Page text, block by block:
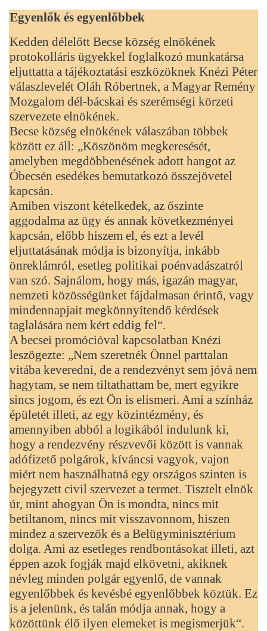
Egyenlők és egyenlőbbek
Kedden délelőtt Becse község elnökének
protokolláris ügyekkel foglalkozó munkatársa
eljuttatta a tájékoztatási eszközöknek Knézi Péter
válaszlevelét Oláh Róbertnek, a Magyar Remény
Mozgalom dél-bácskai és szerémségi körzeti
szervezete elnökének.
Becse község elnökének válaszában többek
között ez áll: „Köszönöm megkeresését,
amelyben megdöbbenésének adott hangot az
Óbecsén esedékes bemutatkozó összejövetel
kapcsán.
Amiben viszont kételkedek, az őszinte
aggodalma az ügy és annak következményei
kapcsán, előbb hiszem el, és ezt a levél
eljuttatásának módja is bizonyítja, inkább
önreklámról, esetleg politikai poénvadászatról
van szó. Sajnálom, hogy más, igazán magyar,
nemzeti közösségünket fájdalmasan érintő, vagy
mindennapjait megkönnyítendő kérdések
taglalására nem kért eddig fel“.
A becsei promócióval kapcsolatban Knézi
leszögezte: „Nem szeretnék Önnel parttalan
vitába keveredni, de a rendezvényt sem jóvá nem
hagytam, se nem tiltathattam be, mert egyikre
sincs jogom, és ezt Ön is elismeri. Ami a színház
épületét illeti, az egy közintézmény, és
amennyiben abból a logikából indulunk ki,
hogy a rendezvény részvevői között is vannak
adófizető polgárok, kíváncsi vagyok, vajon
miért nem használhatná egy országos szinten is
bejegyzett civil szervezet a termet. Tisztelt elnök
úr, mint ahogyan Ön is mondta, nincs mit
betiltanom, nincs mit visszavonnom, hiszen
mindez a szervezők és a Belügyminisztérium
dolga. Ami az esetleges rendbontásokat illeti, azt
éppen azok fogják majd elkövetni, akiknek
névleg minden polgár egyenlő, de vannak
egyenlőbbek és kevésbé egyenlőbbek köztük. Ez
is a jelenünk, és talán módja annak, hogy a
közöttünk élő ilyen elemeket is megismerjük“.